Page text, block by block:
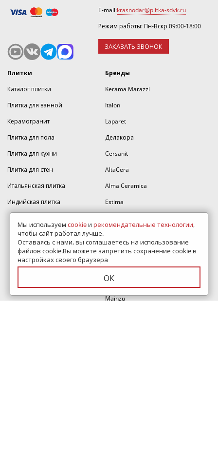
E-mail:krasnodar@plitka-sdvk.ru
Режим работы: Пн-Вскр 09:00-18:00
ЗАКАЗАТЬ ЗВОНОК
Плитки
Каталог плитки
Плитка для ванной
Керамогранит
Плитка для пола
Плитка для кухни
Плитка для стен
Итальянская плитка
Индийская плитка
Бренды
Kerama Marazzi
Italon
Laparet
Делакора
Cersanit
AltaCera
Alma Ceramica
Estima
Керамин
Velsaa
Vitra
Mainzu
Мы используем cookieи рекомендательные технологии,
чтобы сайт работал лучше.
Оставаясь с нами, вы соглашаетесь на использование
файлов cookie.Вы можете запретить сохранение cookie в
настройках своего браузера
ОК